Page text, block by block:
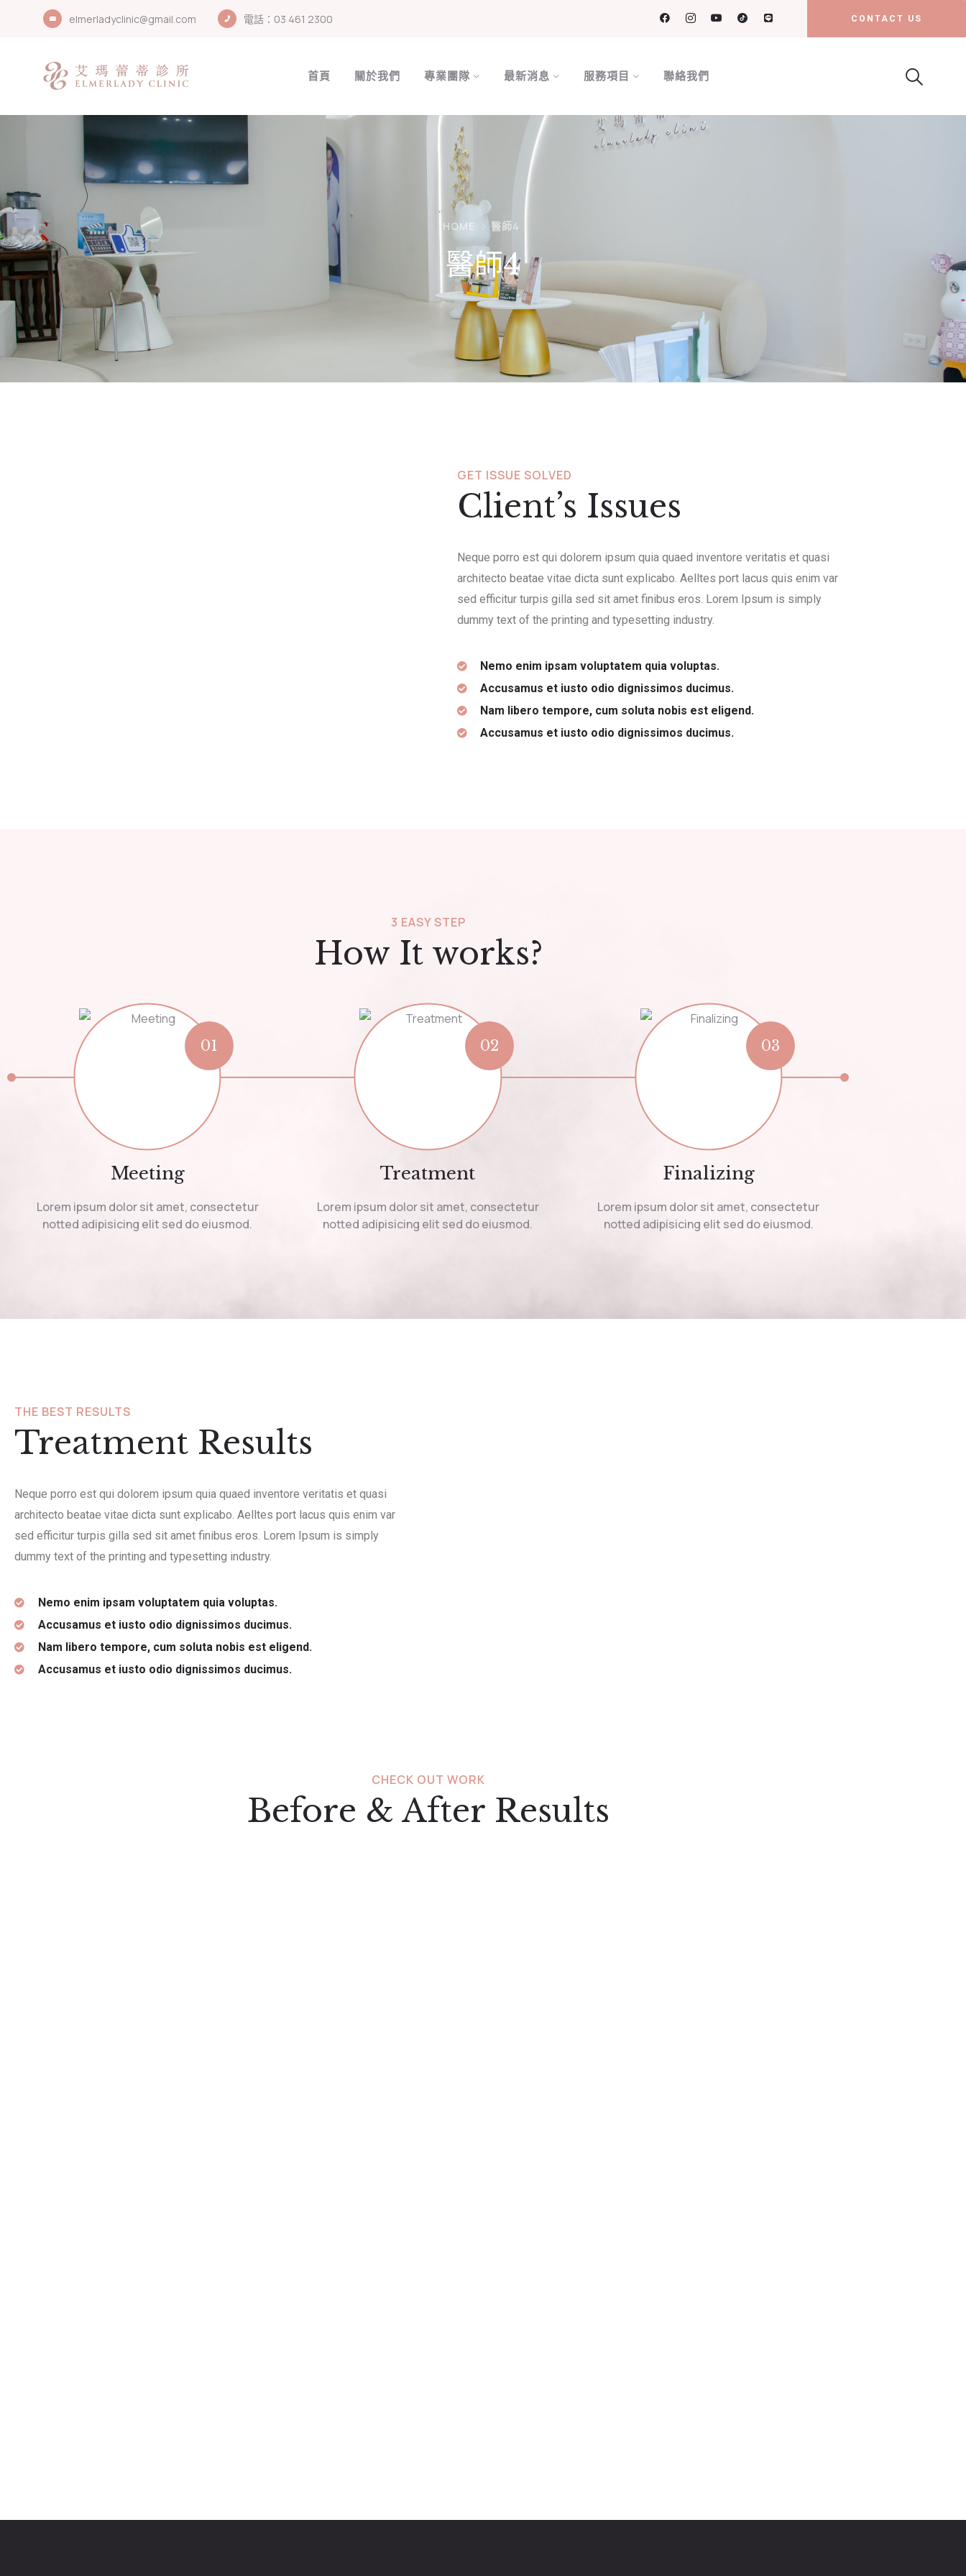
elmerladyclinic@gmail.com 電話：03 461 2300 CONTACT US
首頁 關於我們 專業團隊 最新消息 服務項目 聯絡我們
HOME 醫師4
醫師4
GET ISSUE SOLVED
Client’s Issues
Neque porro est qui dolorem ipsum quia quaed inventore veritatis et quasi
architecto beatae vitae dicta sunt explicabo. Aelltes port lacus quis enim var
sed efficitur turpis gilla sed sit amet finibus eros. Lorem Ipsum is simply
dummy text of the printing and typesetting industry.
Nemo enim ipsam voluptatem quia voluptas.
Accusamus et iusto odio dignissimos ducimus.
Nam libero tempore, cum soluta nobis est eligend.
Accusamus et iusto odio dignissimos ducimus.
3 EASY STEP
How It works?
01
Meeting
Lorem ipsum dolor sit amet, consectetur
notted adipisicing elit sed do eiusmod.
02
Treatment
Lorem ipsum dolor sit amet, consectetur
notted adipisicing elit sed do eiusmod.
03
Finalizing
Lorem ipsum dolor sit amet, consectetur
notted adipisicing elit sed do eiusmod.
THE BEST RESULTS
Treatment Results
Neque porro est qui dolorem ipsum quia quaed inventore veritatis et quasi
architecto beatae vitae dicta sunt explicabo. Aelltes port lacus quis enim var
sed efficitur turpis gilla sed sit amet finibus eros. Lorem Ipsum is simply
dummy text of the printing and typesetting industry.
Nemo enim ipsam voluptatem quia voluptas.
Accusamus et iusto odio dignissimos ducimus.
Nam libero tempore, cum soluta nobis est eligend.
Accusamus et iusto odio dignissimos ducimus.
CHECK OUT WORK
Before & After Results